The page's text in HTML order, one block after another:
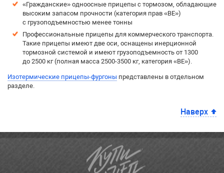
«Гражданские» одноосные прицепы с тормозом, обладающие
высоким запасом прочности (категория прав «BE»)
с грузоподъемностью менее тонны
Профессиональные прицепы для коммерческого транспорта.
Такие прицепы имеют две оси, оснащены инерционной
тормозной системой и имеют грузоподъемность от 1300
до 2500 кг (полная масса 2500-3500 кг, категория «BE»).
Изотермические прицепы-фургоны представлены в отдельном
разделе.
Наверх